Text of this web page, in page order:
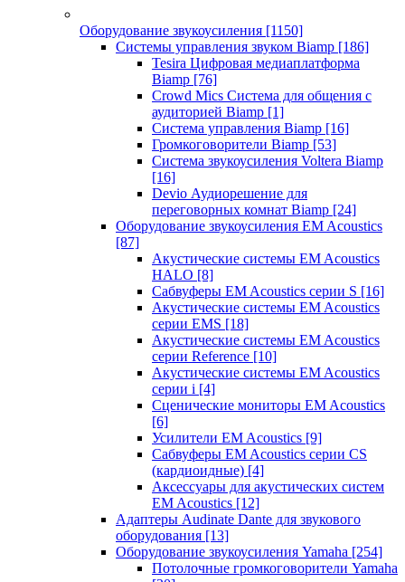
Оборудование звукоусиления [1150]
Системы управления звуком Biamp [186]
Tesira Цифровая медиаплатформа
Biamp [76]
Crowd Mics Система для общения с
аудиторией Biamp [1]
Система управления Biamp [16]
Громкоговорители Biamp [53]
Система звукоусиления Voltera Biamp
[16]
Devio Аудиорешение для
переговорных комнат Biamp [24]
Оборудование звукоусиления EM Acoustics
[87]
Акустические системы EM Acoustics
HALO [8]
Сабвуферы EM Acoustics серии S [16]
Акустические системы EM Acoustics
серии EMS [18]
Акустические системы EM Acoustics
серии Reference [10]
Акустические системы EM Acoustics
серии i [4]
Сценические мониторы EM Acoustics
[6]
Усилители EM Acoustics [9]
Сабвуферы EM Acoustics серии CS
(кардиоидные) [4]
Аксессуары для акустических систем
EM Acoustics [12]
Адаптеры Audinate Dante для звукового
оборудования [13]
Оборудование звукоусиления Yamaha [254]
Потолочные громкоговорители Yamaha